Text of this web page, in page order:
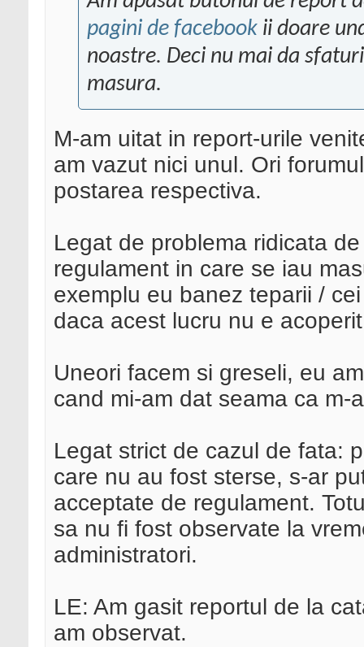
pagini de facebook ii doare
noastre. Deci nu mai da
masura.
M-am uitat in report-urile
am vazut nici unul. Ori
postarea respectiva.
Legat de problema ridicata
regulament in care se iau
exemplu eu banez teparii /
daca acest lucru nu e
Uneori facem si greseli, eu
cand mi-am dat seama ca m-
Legat strict de cazul de fata:
care nu au fost sterse, s-ar
acceptate de regulament.
sa nu fi fost observate la
administratori.
LE: Am gasit reportul de la
am observat.